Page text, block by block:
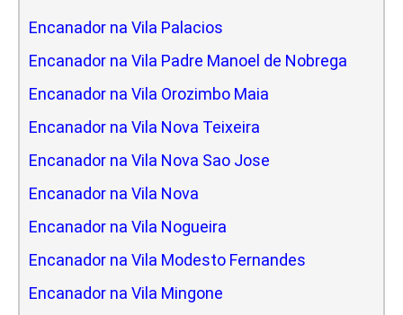
Encanador na Vila Palacios
Encanador na Vila Padre Manoel de Nobrega
Encanador na Vila Orozimbo Maia
Encanador na Vila Nova Teixeira
Encanador na Vila Nova Sao Jose
Encanador na Vila Nova
Encanador na Vila Nogueira
Encanador na Vila Modesto Fernandes
Encanador na Vila Mingone